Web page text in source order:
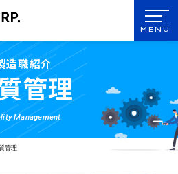
造職紹介
管理
Management
管理